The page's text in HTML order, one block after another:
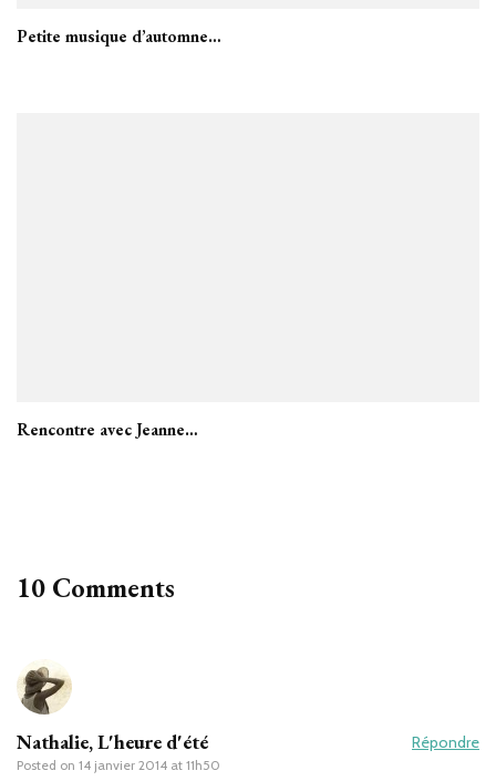
Petite musique d’automne…
Rencontre avec Jeanne…
10 Comments
Nathalie, L'heure d'été
Posted on 14 janvier 2014 at 11h50
Répondre